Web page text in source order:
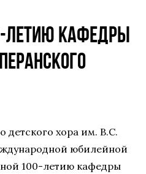
ЛЕТИЮ КАФЕДРЫ
детского хора им. В.С.
юбилейной
100-летию кафедры